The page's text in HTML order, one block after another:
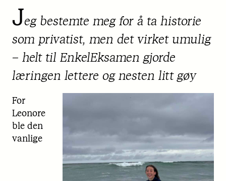
Jeg bestemte meg for å ta historie
som privatist, men det virket umulig
– helt til EnkelEksamen gjorde
læringen lettere og nesten litt gøy
For
Leonore
ble den
vanlige